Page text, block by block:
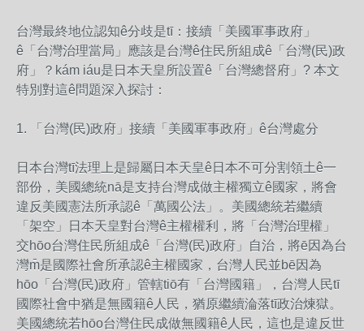
台灣最終地位認知ê分歧是tī：接續「美國軍事政府」
ê「台灣治理當局」應該是台灣ê住民所組成ê「台灣(民)政
府」？kám iáu是日本天皇所設置ê「台灣總督府」? 本文
特別對這ê問題深入探討：
1. 「台灣(民)政府」接續「美國軍事政府」ê台灣處分
日本台灣tī法理上是歸屬日本天皇ê日本不可分割領土ê一
部份，美國總統nā是支持台灣成做主權獨立ê國家，將會
違反美國憲法所承認ê「萬國公法」。美國總統若繼續
「架空」日本天皇對台灣ê主權權利，將「台灣治理權」
交hōo台灣住民所組成ê「台灣(民)政府」自治，將ē因為台
灣m̄是國際社會所承認ê主權國家，台灣人民並bē因為
hōo「台灣(民)政府」管轄tiō有「台灣國籍」，台灣人民tī
國際社會中猶是無國籍ê人民，猶原繼續淪落tī政治煉獄。
美國總統若hōo台灣住民成做無國籍ê人民，這也是違反世